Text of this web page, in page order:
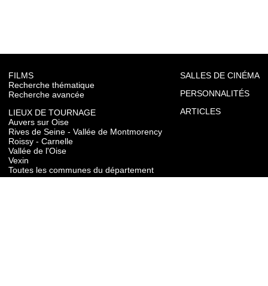
FILMS
Recherche thématique
Recherche avancée
LIEUX DE TOURNAGE
Auvers sur Oise
Rives de Seine - Vallée de Montmorency
Roissy - Carnelle
Vallée de l'Oise
Vexin
Toutes les communes du département
SALLES DE CINÉMA
PERSONNALITÉS
ARTICLES